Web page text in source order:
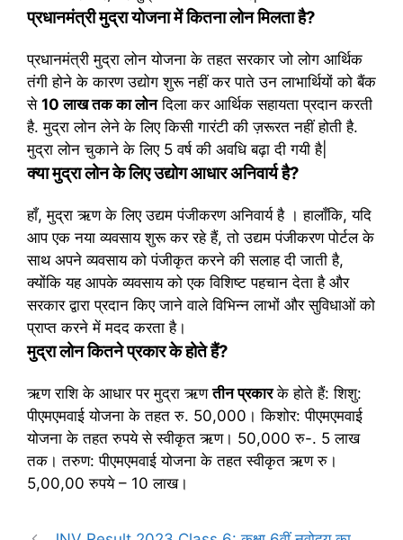
प्रधानमंत्री मुद्रा योजना में कितना लोन मिलता है?
प्रधानमंत्री मुद्रा लोन योजना के तहत सरकार जो लोग आर्थिक
तंगी होने के कारण उद्योग शुरू नहीं कर पाते उन लाभार्थियों को बैंक
से 10 लाख तक का लोनदिला कर आर्थिक सहायता प्रदान करती
है. मुद्रा लोन लेने के लिए किसी गारंटी की ज़रूरत नहीं होती है.
मुद्रा लोन चुकाने के लिए 5 वर्ष की अवधि बढ़ा दी गयी है|
क्या मुद्रा लोन के लिए उद्योग आधार अनिवार्य है?
हाँ, मुद्रा ऋण के लिए उद्यम पंजीकरण अनिवार्य है । हालाँकि, यदि
आप एक नया व्यवसाय शुरू कर रहे हैं, तो उद्यम पंजीकरण पोर्टल के
साथ अपने व्यवसाय को पंजीकृत करने की सलाह दी जाती है,
क्योंकि यह आपके व्यवसाय को एक विशिष्ट पहचान देता है और
सरकार द्वारा प्रदान किए जाने वाले विभिन्न लाभों और सुविधाओं को
प्राप्त करने में मदद करता है।
मुद्रा लोन कितने प्रकार के होते हैं?
ऋण राशि के आधार पर मुद्रा ऋणतीन प्रकारके होते हैं: शिशु:
पीएमएमवाई योजना के तहत रु. 50,000। किशोर: पीएमएमवाई
योजना के तहत रुपये से स्वीकृत ऋण। 50,000 रु-. 5 लाख
तक। तरुण: पीएमएमवाई योजना के तहत स्वीकृत ऋण रु।
5,00,00 रुपये – 10 लाख।